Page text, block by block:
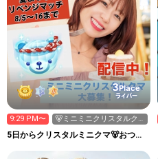
3Place
ライバー
9:29 PM〜
🐻ミニミニクリスタルク
マ🐻ください！！
5日からクリスタルミニクマ🐻おつか